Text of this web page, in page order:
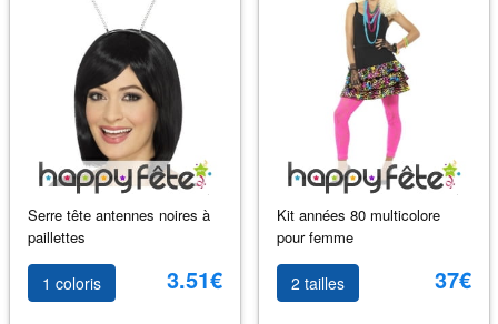
Serre tête antennes noires à
paillettes
1 coloris 3.51€
Kit années 80 multicolore
pour femme
2 tailles 37€